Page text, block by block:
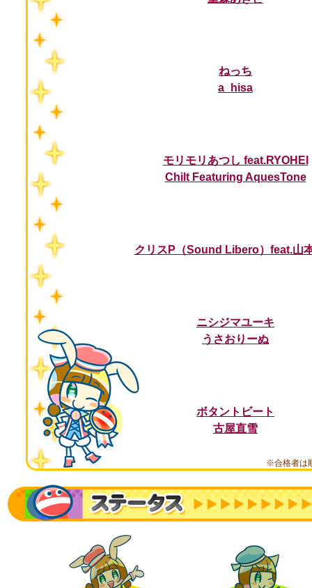
ねっち
a_hisa
モリモリあつし feat.RYOHEI
Chilt Featuring AquesTone
クリスP（Sound Libero）feat.山
ニシジマユーキ
うさおりーぬ
ボタントビート
古屋直雪
※合格者は